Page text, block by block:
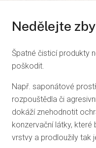
Nedělejte
Špatné čisticí produkty
poškodit.
Např. saponátové
rozpouštědla či
dokáží znehodnotit
konzervační látky,
vrstvy a prodloužily tak